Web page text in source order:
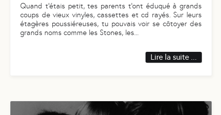
Quand t’étais petit, tes parents t’ont éduqué à grands
coups de vieux vinyles, cassettes et cd rayés. Sur leurs
étagères poussiéreuses, tu pouvais voir se côtoyer des
grands noms comme les Stones, les
Lire la suite ...